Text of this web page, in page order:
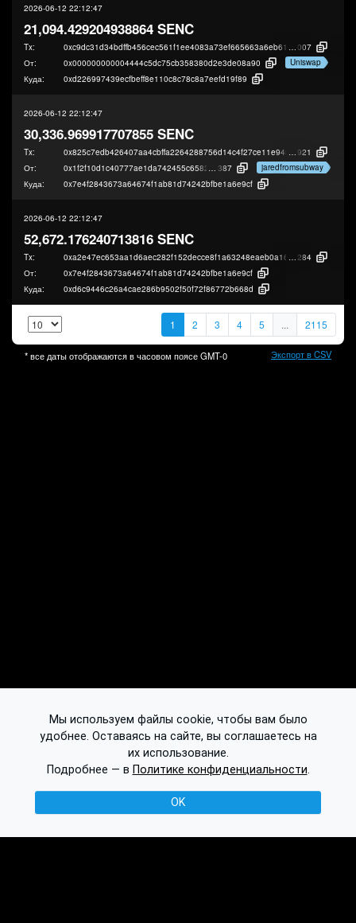
2026-06-12 22:12:47
21,094.429204938864 SENC
Tx: 0xc9dc31d34bdffb456cec561f1ee4083a73ef665663a6eb61f44f8e398a0fa
007
От:
0x000000000004444c5dc75cb358380d2e3de08a90
Uniswap
Куда:
0xd226997439ecfbeff8e110c8c78c8a7eefd19f89
2026-06-12 22:12:47
30,336.969917707855 SENC
Tx: 0x825c7edb426407aa4cbffa2264288756d14c4f27ce11e945ad67706050841
921
От:
0x1f2f10d1c40777ae1da742455c65828ff36df
387
jaredfromsubway
Куда:
0x7e4f2843673a64674f1ab81d74242bfbe1a6e9cf
2026-06-12 22:12:47
52,672.176240713816 SENC
Tx: 0xa2e47ec653aa1d6aec282f152decce8f1a63248eaeb0a1696a9819dbcd98d
284
От:
0x7e4f2843673a64674f1ab81d74242bfbe1a6e9cf
Куда:
0xd6c9446c26a4cae286b9502f50f72f86772b668d
1 2 3 4 5 ... 2115
* все даты отображаются в часовом поясеGMT-0 Экспорт в CSV
Мы используем файлы cookie, чтобы вам было
удобнее. Оставаясь на сайте, вы соглашаетесь на
их использование.
Подробнее — в Политике конфиденциальности.
OK